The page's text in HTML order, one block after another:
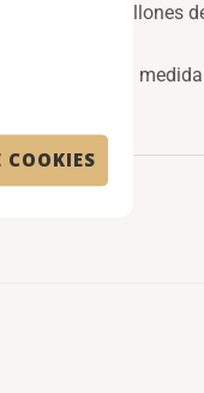
COOKIES
4 millones
nos dará la